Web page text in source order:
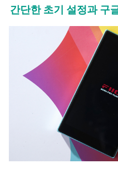
간단한 초기 설정과 구